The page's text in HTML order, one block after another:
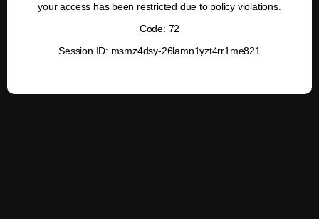
your access has been restricted due to policy violations.
Code: 72
Session ID: msmz4dsy-26lamn1yzt4rr1me821